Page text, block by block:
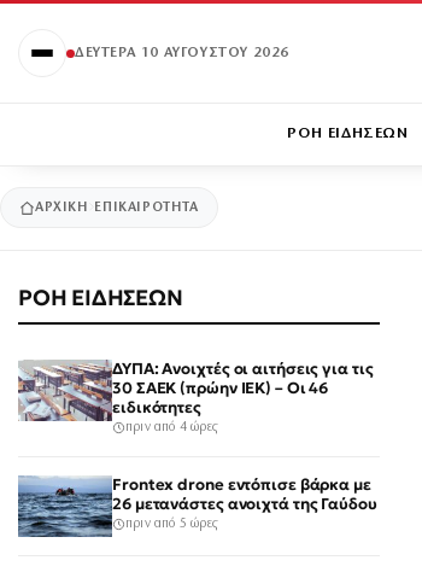
ΔΕΥΤΈΡΑ 10 ΑΥΓΟΎΣΤΟΥ 2026
ΡΟΗ ΕΙΔΗΣΕΩΝ
ΑΡΧΙΚΉ ΕΠΙΚΑΙΡΟΤΗΤΑ
ΡΟΗ ΕΙΔΗΣΕΩΝ
ΔΥΠΑ: Ανοιχτές οι αιτήσεις για τις
30 ΣΑΕΚ (πρώην ΙΕΚ) – Οι 46
ειδικότητες
πριν από 4 ώρες
Frontex drone εντόπισε βάρκα με
26 μετανάστες ανοιχτά της Γαύδου
πριν από 5 ώρες